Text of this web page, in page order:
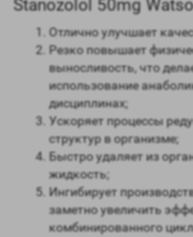
Stanozolol 50mg
Отлично улучшает
Резко повышает
выносливость, что
использование
дисциплинах;
Ускоряет процессы
структур в организме;
Быстро удаляет из
жидкость;
Ингибирует
заметно увеличить
комбинированного